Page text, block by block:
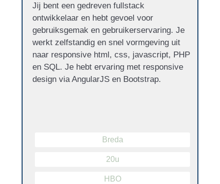
Jij bent een gedreven fullstack
ontwikkelaar en hebt gevoel voor
gebruiksgemak en gebruikerservaring. Je
werkt zelfstandig en snel vormgeving uit
naar responsive html, css, javascript, PHP
en SQL. Je hebt ervaring met responsive
design via AngularJS en Bootstrap.
Breda
20u
HBO